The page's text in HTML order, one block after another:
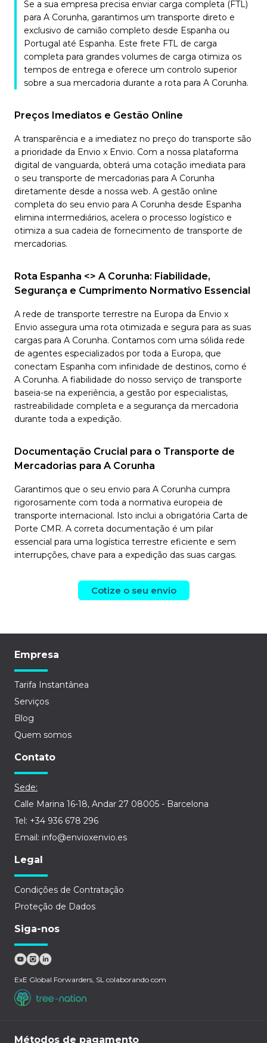
Se a sua empresa precisa enviar carga completa (FTL)
para A Corunha, garantimos um transporte direto e
exclusivo de camião completo desde Espanha ou
Portugal até Espanha. Este frete FTL de carga
completa para grandes volumes de carga otimiza os
tempos de entrega e oferece um controlo superior
sobre a sua mercadoria durante a rota para A Corunha.
Preços Imediatos e Gestão Online
A transparência e a imediatez no preço do transporte são
a prioridade da Envio x Envio. Com a nossa plataforma
digital de vanguarda, obterá uma cotação imediata para
o seu transporte de mercadorias para A Corunha
diretamente desde a nossa web. A gestão online
completa do seu envio para A Corunha desde Espanha
elimina intermediários, acelera o processo logístico e
otimiza a sua cadeia de fornecimento de transporte de
mercadorias.
Rota Espanha <> A Corunha: Fiabilidade,
Segurança e Cumprimento Normativo Essencial
A rede de transporte terrestre na Europa da Envio x
Envio assegura uma rota otimizada e segura para as suas
cargas para A Corunha. Contamos com uma sólida rede
de agentes especializados por toda a Europa, que
conectam Espanha com infinidade de destinos, como é
A Corunha. A fiabilidade do nosso serviço de transporte
baseia-se na experiência, a gestão por especialistas,
rastreabilidade completa e a segurança da mercadoria
durante toda a expedição.
Documentação Crucial para o Transporte de
Mercadorias para A Corunha
Garantimos que o seu envio para A Corunha cumpra
rigorosamente com toda a normativa europeia de
transporte internacional. Isto inclui a obrigatória Carta de
Porte CMR. A correta documentação é um pilar
essencial para uma logística terrestre eficiente e sem
interrupções, chave para a expedição das suas cargas.
Cotize o seu envio
Empresa
Tarifa Instantânea
Serviços
Blog
Quem somos
Contato
Sede:
Calle Marina 16-18, Andar 27 08005 - Barcelona
Tel: +34 936 678 296
Email: info@envioxenvio.es
Legal
Condições de Contratação
Proteção de Dados
Siga-nos
ExE Global Forwarders, SL colaborando com
Métodos de pagamento